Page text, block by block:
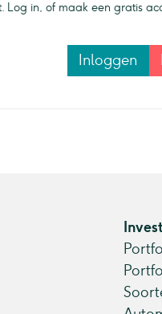
Log in, of maak een gratis
Inloggen